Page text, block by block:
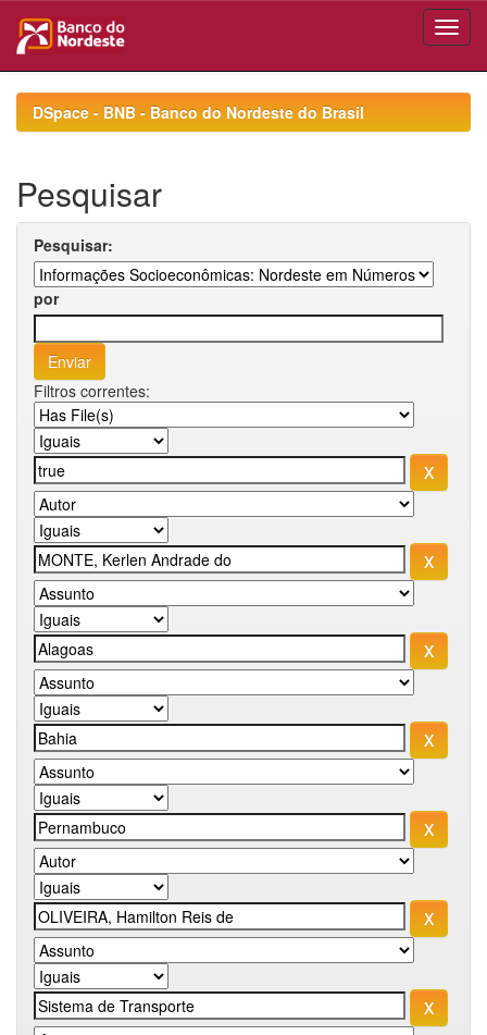
navigationDSpace - BNB - Banco do Nordeste do Brasil
Pesquisar
Pesquisar:
por
Filtros correntes: